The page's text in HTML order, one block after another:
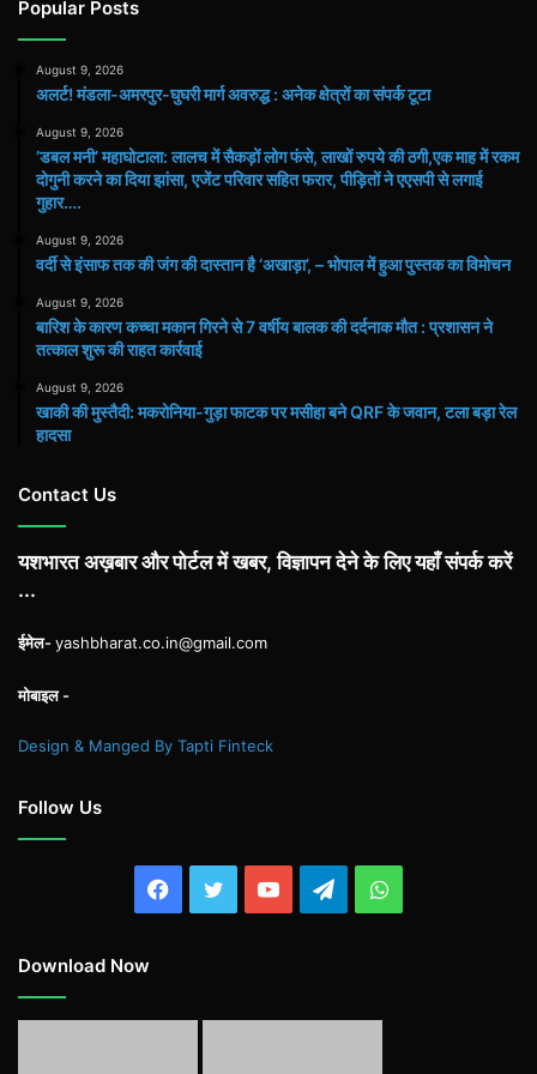
Popular Posts
August 9, 2026
अलर्ट! मंडला-अमरपुर-घुघरी मार्ग अवरुद्ध : अनेक क्षेत्रों का संपर्क टूटा
August 9, 2026
​’डबल मनी’ महाघोटाला: लालच में सैकड़ों लोग फंसे, लाखों रुपये की ठगी,एक माह में रकम
दोगुनी करने का दिया झांसा, एजेंट परिवार सहित फरार, पीड़ितों ने एएसपी से लगाई
गुहार….
August 9, 2026
वर्दी से इंसाफ तक की जंग की दास्तान है ‘अखाड़ा’, – भोपाल में हुआ पुस्तक का विमोचन
August 9, 2026
बारिश के कारण कच्चा मकान गिरने से 7 वर्षीय बालक की दर्दनाक मौत : प्रशासन ने
तत्काल शुरू की राहत कार्रवाई
August 9, 2026
खाकी की मुस्तैदी: मकरोनिया-गुड़ा फाटक पर मसीहा बने QRF के जवान, टला बड़ा रेल
हादसा
Contact Us
यशभारत अख़बार और पोर्टल में खबर, विज्ञापन देने के लिए यहाँ संपर्क करें
...
ईमेल-yashbharat.co.in@gmail.com
मोबाइल -
Design & Manged By Tapti Finteck
Follow Us
Facebook
TwitterYouTubeTelegramWhatsApp
Download Now